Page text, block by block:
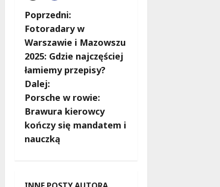
Z
o
b
a
c
z
w
i
Poprzedni:
Fotoradary w
Warszawie i Mazowszu
2025: Gdzie najczęściej
łamiemy przepisy?
Dalej:
Porsche w rowie:
Brawura kierowcy
kończy się mandatem i
nauczką